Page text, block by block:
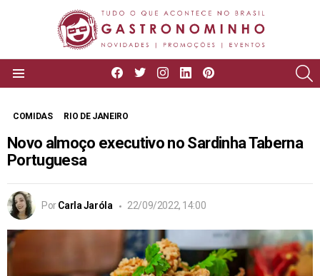
facebooktwitterinstagram
linkedin
COMIDAS RIO DE JANEIRO
Novo almoço executivo no Sardinha Taberna
Portuguesa
Por Carla Jaróla 22/09/2022, 14:00